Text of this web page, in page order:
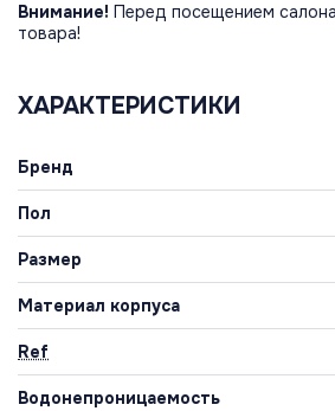
Внимание! Перед посещением
товара!
ХАРАКТЕРИСТИКИ
Бренд
Пол
Размер
Материал корпуса
Ref
Водонепроницаемость